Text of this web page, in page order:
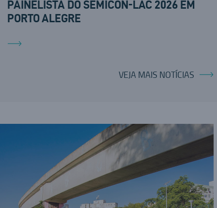
PAINELISTA DO SEMICON-LAC 2026 EM
PORTO ALEGRE
VEJA MAIS NOTÍCIAS